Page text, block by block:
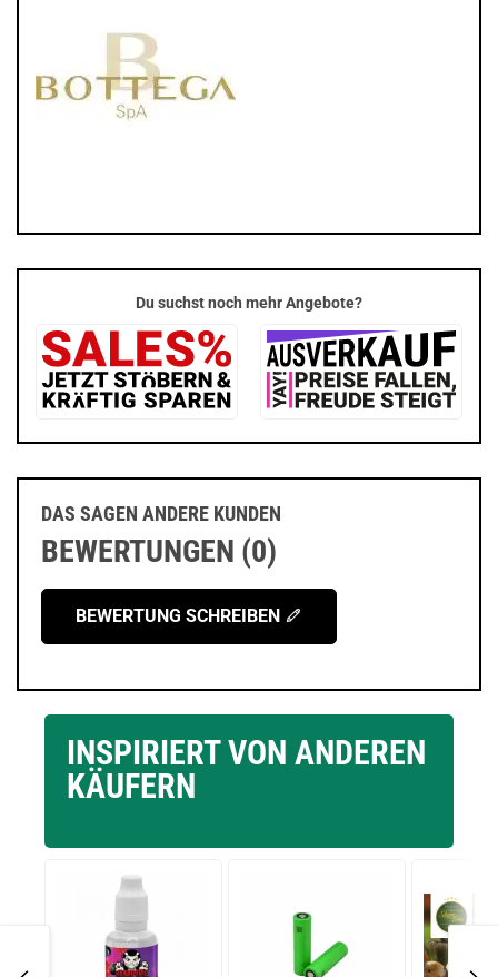
Du suchst noch mehr Angebote?
DAS SAGEN ANDERE KUNDEN
BEWERTUNGEN (0)
BEWERTUNG SCHREIBEN
INSPIRIERT VON ANDEREN
KÄUFERN